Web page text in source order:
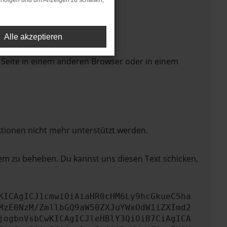
in einem anderen Browser oder in einem
nicht mehr unterstützt werden.
zu beheben. Du kannst uns diesen Text schicken,
ZmllbGQ9aW50ZXJuYWxOdW1iZXImd2
Alle akzeptieren